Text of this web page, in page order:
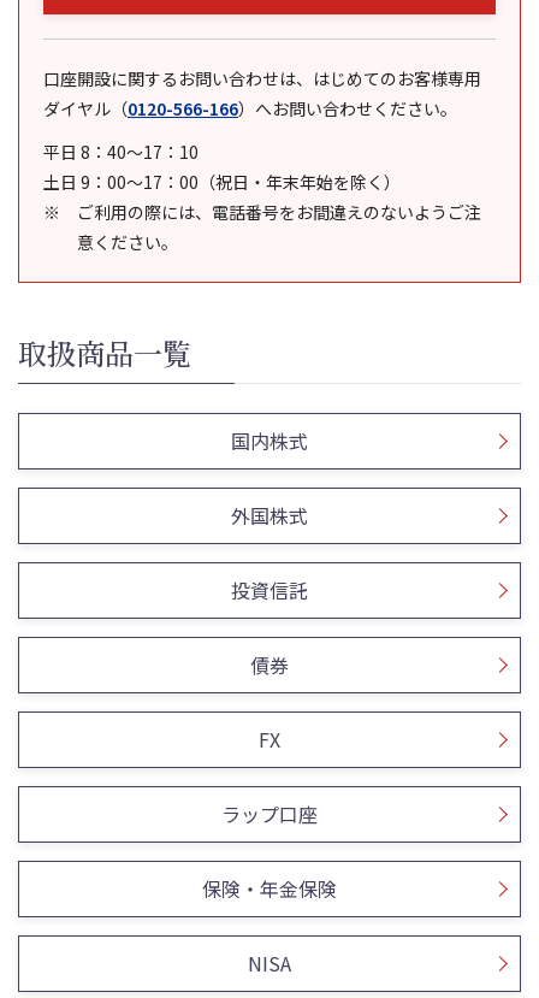
口座開設に関するお問い合わせは、はじめてのお客様専用
ダイヤル （0120-566-166） へお問い合わせください。
平日 8：40～17：10
土日 9：00～17：00（祝日・年末年始を除く）
ご利用の際には、電話番号をお間違えのないようご注
意ください。
取扱商品一覧
国内株式
外国株式
投資信託
債券
FX
ラップ口座
保険・年金保険
NISA